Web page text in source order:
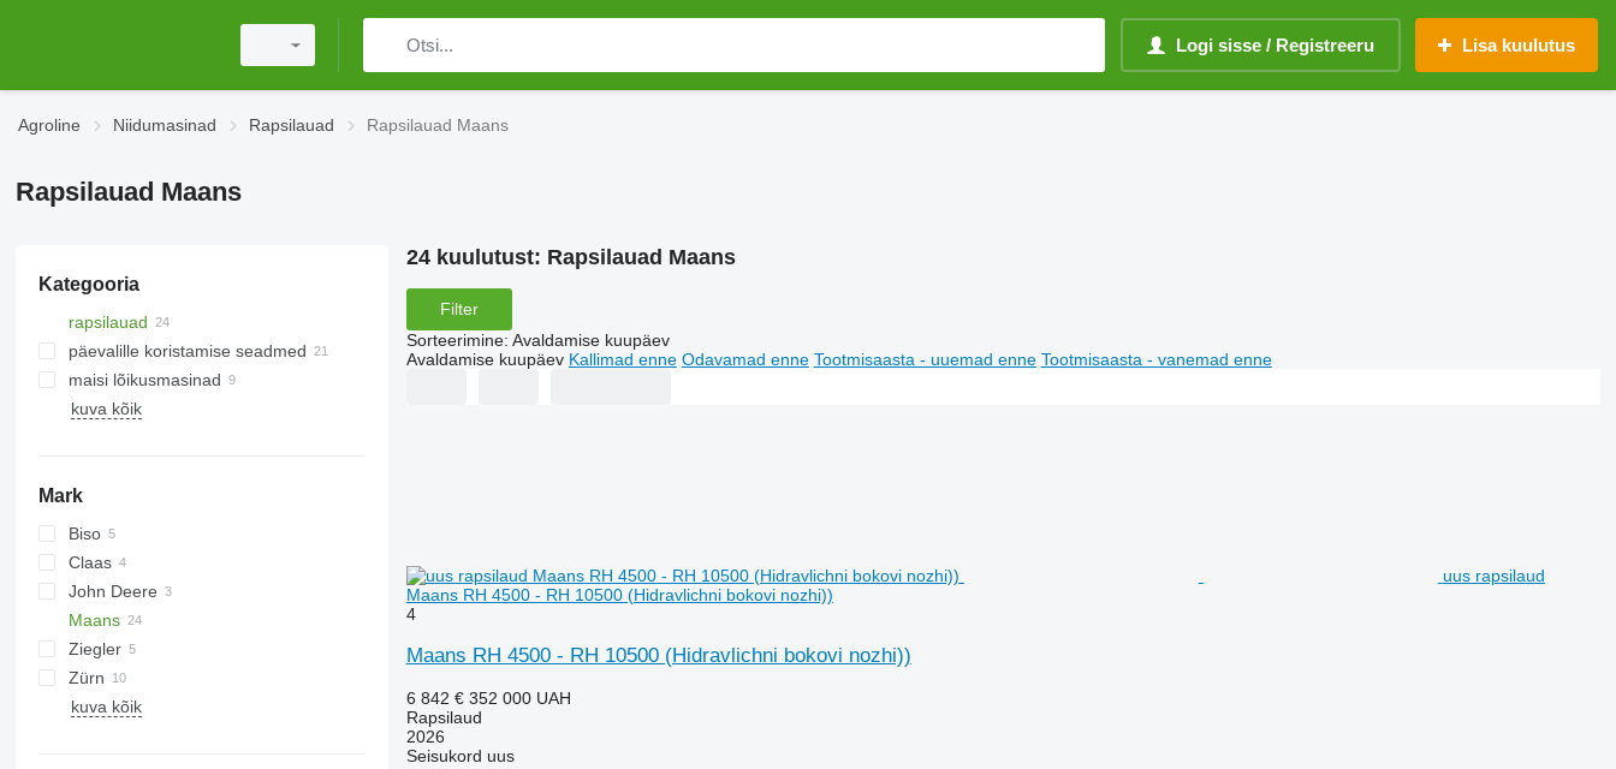
Logi sisse / Registreeru Lisa kuulutus
Agroline Niidumasinad Rapsilauad Rapsilauad Maans
Rapsilauad Maans
Kategooria
rapsilauad
päevalille koristamise seadmed
maisi lõikusmasinad
kuva kõik
Mark
Biso
Integral
Claas
Lexion
Vario
SF
John Deere
Maans
Ziegler
Zürn
kuva kõik
24 kuulutust: Rapsilauad Maans
Filter
Sorteerimine: Avaldamise kuupäev
Avaldamise kuupäev Kallimad enne Odavamad enne Tootmisaasta - uuemad enne Tootmisaasta - vanemad enne
uus rapsilaud
Maans RH 4500 - RH 10500 (Hidravlichni bokovi nozhi))
4
Maans RH 4500 - RH 10500 (Hidravlichni bokovi nozhi))
6 842 € 352 000 UAH
Rapsilaud
2026
Seisukord uus